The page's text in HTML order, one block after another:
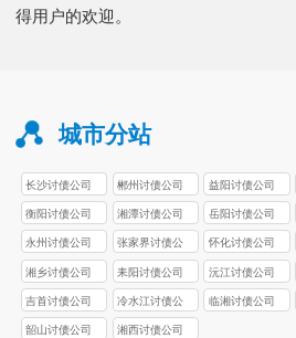
得用户的欢迎。
城市分站
长沙讨债公司 郴州讨债公司 益阳讨债公司
衡阳讨债公司 湘潭讨债公司 岳阳讨债公司
永州讨债公司
张家界讨债公
司
怀化讨债公司
湘乡讨债公司 耒阳讨债公司 沅江讨债公司
吉首讨债公司
冷水江讨债公
司
临湘讨债公司
韶山讨债公司 湘西讨债公司